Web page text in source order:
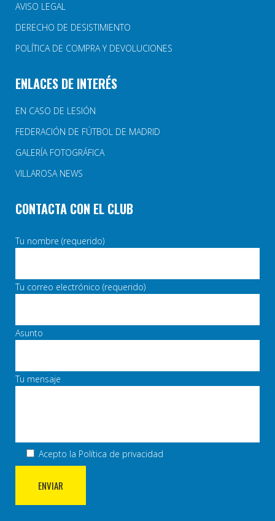
AVISO LEGAL
DERECHO DE DESISTIMIENTO
POLÍTICA DE COMPRA Y DEVOLUCIONES
ENLACES DE INTERÉS
EN CASO DE LESIÓN
FEDERACIÓN DE FÚTBOL DE MADRID
GALERÍA FOTOGRÁFICA
VILLAROSA NEWS
CONTACTA CON EL CLUB
Tu nombre (requerido)
Tu correo electrónico (requerido)
Asunto
Tu mensaje
Acepto la Política de privacidad